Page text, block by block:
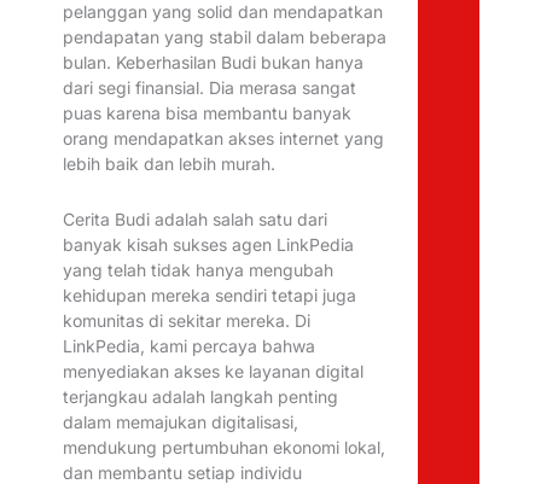
pelanggan yang solid dan mendapatkan
pendapatan yang stabil dalam beberapa
bulan. Keberhasilan Budi bukan hanya
dari segi finansial. Dia merasa sangat
puas karena bisa membantu banyak
orang mendapatkan akses internet yang
lebih baik dan lebih murah.
Cerita Budi adalah salah satu dari
banyak kisah sukses agen LinkPedia
yang telah tidak hanya mengubah
kehidupan mereka sendiri tetapi juga
komunitas di sekitar mereka. Di
LinkPedia, kami percaya bahwa
menyediakan akses ke layanan digital
terjangkau adalah langkah penting
dalam memajukan digitalisasi,
mendukung pertumbuhan ekonomi lokal,
dan membantu setiap individu